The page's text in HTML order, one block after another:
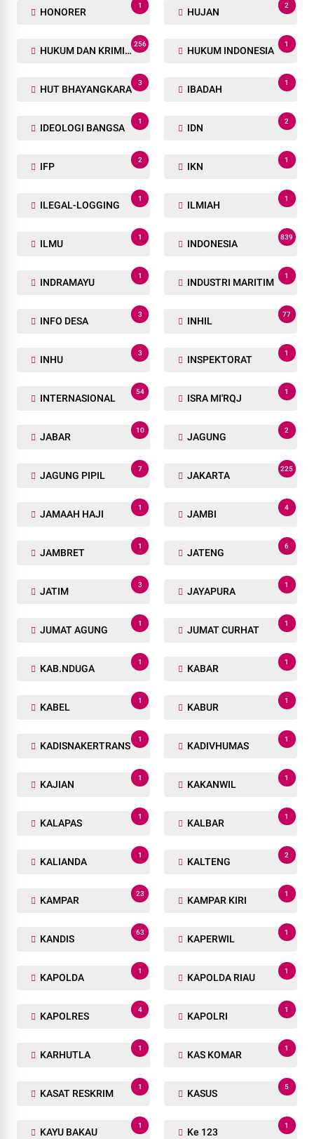
HONORER
1
HUJAN
2
HUKUM DAN KRIMINAL
256
HUKUM INDONESIA
1
HUT BHAYANGKARA
3
IBADAH
1
IDEOLOGI BANGSA
1
IDN
2
IFP
2
IKN
1
ILEGAL-LOGGING
1
ILMIAH
1
ILMU
1
INDONESIA
839
INDRAMAYU
1
INDUSTRI MARITIM
1
INFO DESA
3
INHIL
77
INHU
3
INSPEKTORAT
1
INTERNASIONAL
54
ISRA MI'RQJ
1
JABAR
10
JAGUNG
2
JAGUNG PIPIL
7
JAKARTA
225
JAMAAH HAJI
1
JAMBI
4
JAMBRET
1
JATENG
6
JATIM
3
JAYAPURA
1
JUMAT AGUNG
1
JUMAT CURHAT
1
KAB.NDUGA
1
KABAR
1
KABEL
1
KABUR
1
KADISNAKERTRANS
1
KADIVHUMAS
1
KAJIAN
1
KAKANWIL
1
KALAPAS
1
KALBAR
1
KALIANDA
1
KALTENG
2
KAMPAR
23
KAMPAR KIRI
1
KANDIS
63
KAPERWIL
1
KAPOLDA
1
KAPOLDA RIAU
1
KAPOLRES
4
KAPOLRI
1
KARHUTLA
1
KAS KOMAR
1
KASAT RESKRIM
1
KASUS
5
KAYU BAKAU
1
Ke 123
1